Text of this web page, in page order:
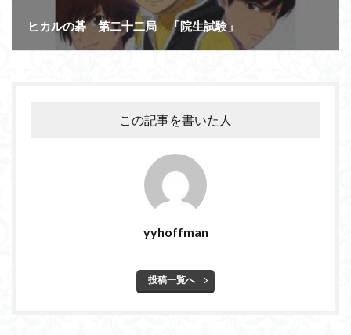
ヒカルの碁 第二十二局 「院生試験」
この記事を書いた人
yyhoffman
投稿一覧へ